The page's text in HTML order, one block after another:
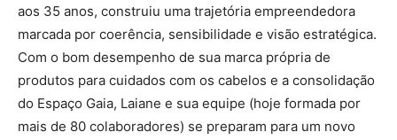
aos 35 anos, construiu uma trajetória empreendedora
marcada por coerência, sensibilidade e visão estratégica.
Com o bom desempenho de sua marca própria de
produtos para cuidados com os cabelos e a consolidação
do Espaço Gaia, Laiane e sua equipe (hoje formada por
mais de 80 colaboradores) se preparam para um novo